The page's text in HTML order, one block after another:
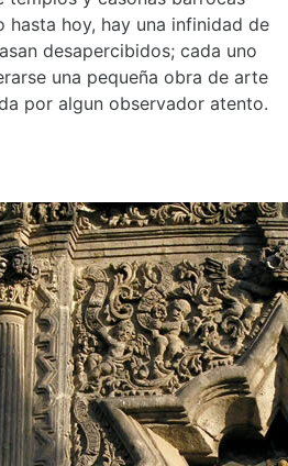
hasta hoy, hay una infinidad de
desapercibidos; cada uno
una pequeña obra de arte
por algun observador atento.